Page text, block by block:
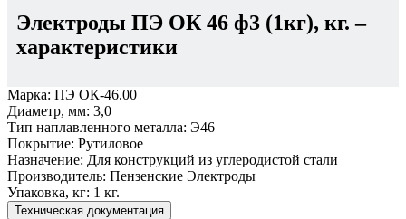
Электроды ПЭ ОК 46 ф3 (1кг), кг. –
характеристики
Марка: ПЭ ОК-46.00
Диаметр, мм: 3,0
Тип наплавленного металла: Э46
Покрытие: Рутиловое
Назначение: Для конструкций из углеродистой стали
Производитель: Пензенские Электроды
Упаковка, кг: 1 кг.
Техническая документация